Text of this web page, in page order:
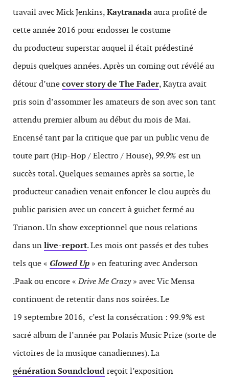
travail avec Mick Jenkins,Kaytranadaaura profité de
cette année 2016 pour endosser le costume
du producteur superstar auquel il était prédestiné
depuis quelques années. Après un coming out révélé au
détour d’unecover story de The Fader, Kaytra avait
pris soin d’assommer les amateurs de son avec son tant
attendu premier album au début du mois de Mai.
Encensé tant par la critique que par un public venu de
toute part (Hip-Hop / Electro / House),99.9% est un
succès total. Quelques semaines après sa sortie, le
producteur canadien venait enfoncer le clou auprès du
public parisien avec un concert à guichet fermé au
Trianon. Un show exceptionnel que nous relations
dans unlive-report. Les mois ont passés et des tubes
tels que « Glowed Up » en featuring avec Anderson
.Paak ou encore «Drive Me Crazy» avec Vic Mensa
continuent de retentir dans nos soirées. Le
19 septembre 2016, c’est la consécration : 99.9% est
sacré album de l’année par Polaris Music Prize (sorte de
victoires de la musique canadiennes). La
génération Soundcloudreçoit l’exposition